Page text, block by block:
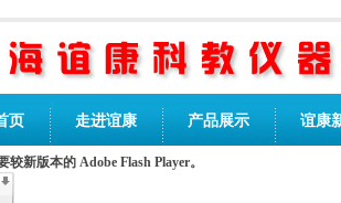
页 走进谊康 产品展示 谊康
较新版本的 Adobe Flash Player。